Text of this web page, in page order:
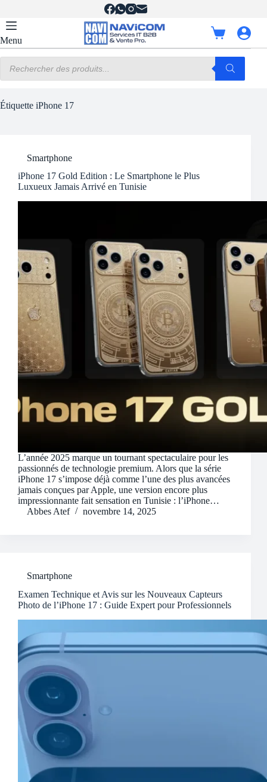
contenu
Menu
Panier
d’achat
produits
Étiquette iPhone 17
Smartphone
iPhone 17 Gold Edition : Le Smartphone le Plus
Luxueux Jamais Arrivé en Tunisie
L’année 2025 marque un tournant spectaculaire pour les
passionnés de technologie premium. Alors que la série
iPhone 17 s’impose déjà comme l’une des plus avancées
jamais conçues par Apple, une version encore plus
impressionnante fait sensation en Tunisie : l’iPhone…
Abbes Atef
novembre 14, 2025
Smartphone
Examen Technique et Avis sur les Nouveaux Capteurs
Photo de l’iPhone 17 : Guide Expert pour Professionnels